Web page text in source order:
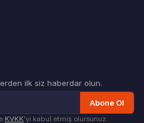
ilk siz haberdar olun.
Abone Ol
KVKK'yı kabul etmiş olursunuz.